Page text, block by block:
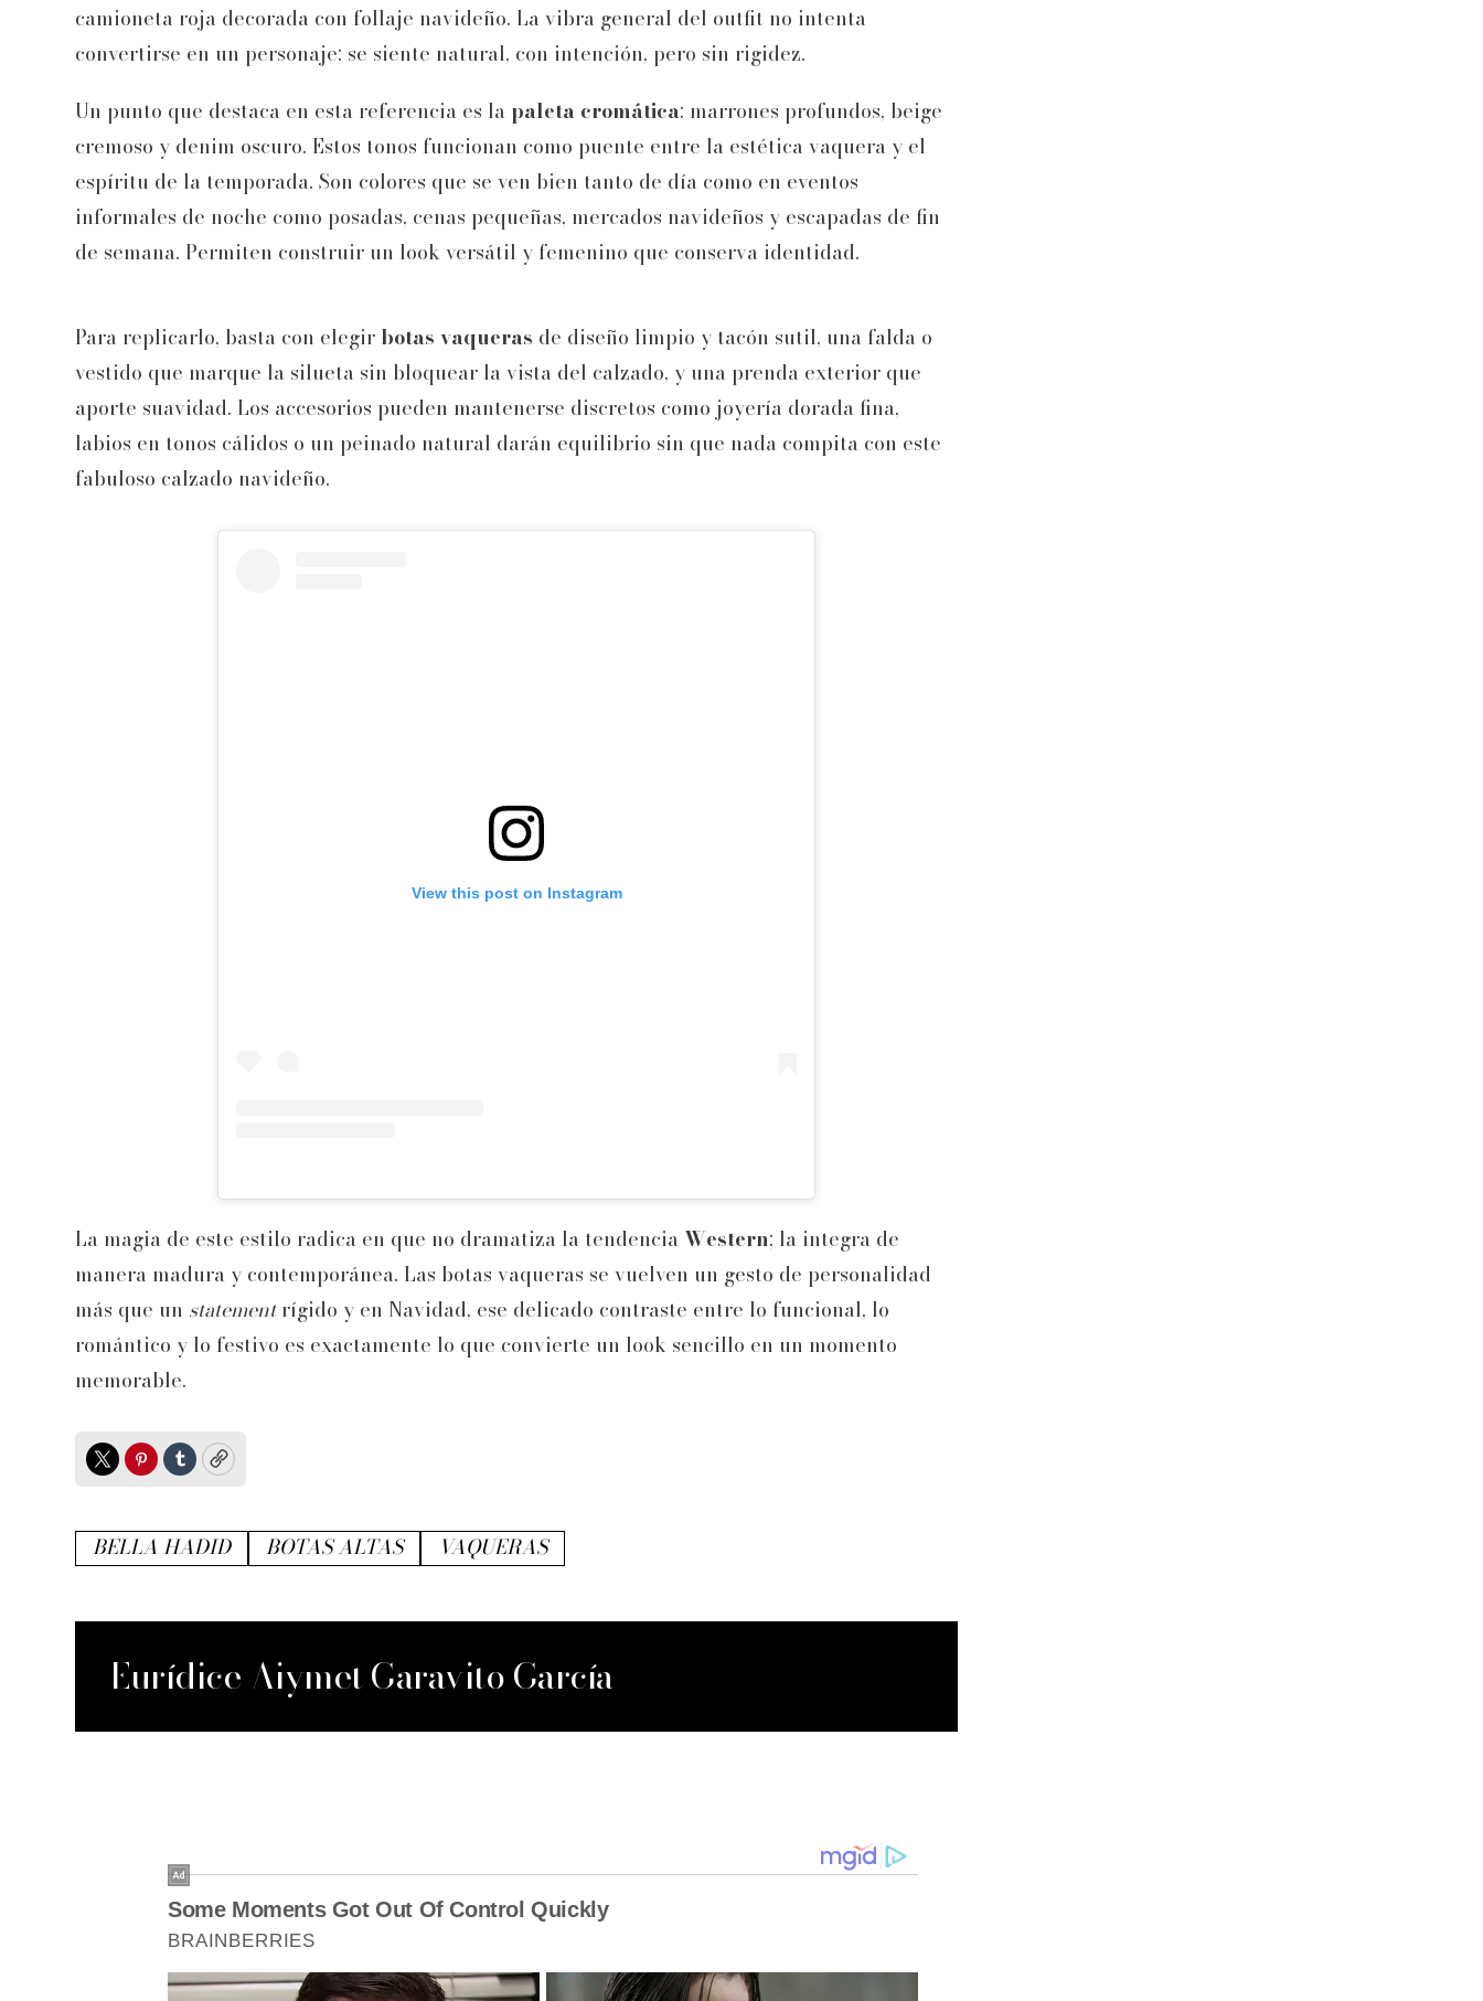
camioneta roja decorada con follaje navideño. La vibra general del outfit no intenta
convertirse en un personaje; se siente natural, con intención, pero sin rigidez.
Un punto que destaca en esta referencia es la paleta cromática: marrones profundos, beige
cremoso y denim oscuro. Estos tonos funcionan como puente entre la estética vaquera y el
espíritu de la temporada. Son colores que se ven bien tanto de día como en eventos
informales de noche como posadas, cenas pequeñas, mercados navideños y escapadas de fin
de semana. Permiten construir un look versátil y femenino que conserva identidad.
Para replicarlo, basta con elegir botas vaqueras de diseño limpio y tacón sutil, una falda o
vestido que marque la silueta sin bloquear la vista del calzado, y una prenda exterior que
aporte suavidad. Los accesorios pueden mantenerse discretos como joyería dorada fina,
labios en tonos cálidos o un peinado natural darán equilibrio sin que nada compita con este
fabuloso calzado navideño.
View this post on Instagram
La magia de este estilo radica en que no dramatiza la tendencia Western; la integra de
manera madura y contemporánea. Las botas vaqueras se vuelven un gesto de personalidad
más que un statementrígido y en Navidad, ese delicado contraste entre lo funcional, lo
romántico y lo festivo es exactamente lo que convierte un look sencillo en un momento
memorable.
TwitterPinterest
TumblrCopy
BELLA HADID BOTAS ALTAS VAQUERAS
Eurídice Aiymet Garavito García